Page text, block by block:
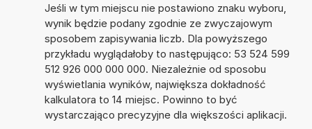
Jeśli w tym miejscu nie postawiono znaku wyboru,
wynik będzie podany zgodnie ze zwyczajowym
sposobem zapisywania liczb. Dla powyższego
przykładu wyglądałoby to następująco: 53 524 599
512 926 000 000 000. Niezależnie od sposobu
wyświetlania wyników, największa dokładność
kalkulatora to 14 miejsc. Powinno to być
wystarczająco precyzyjne dla większości aplikacji.